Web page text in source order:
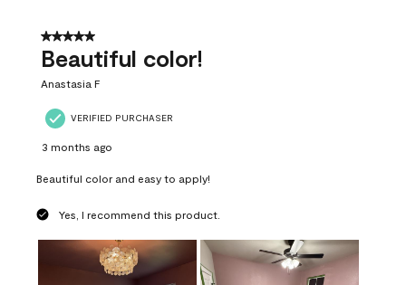
5 out of 5 stars.
Beautiful color!
Anastasia F
VERIFIED PURCHASER
3 months ago
Beautiful color and easy to apply!
Yes, I recommend this product.